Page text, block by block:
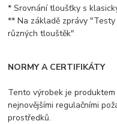
* Srovnání tloušťky s
** Na základě zprávy
různých tlouštěk"
NORMY A CERTIFIKÁTY
Tento výrobek je
nejnovějšími regulačními
prostředků.